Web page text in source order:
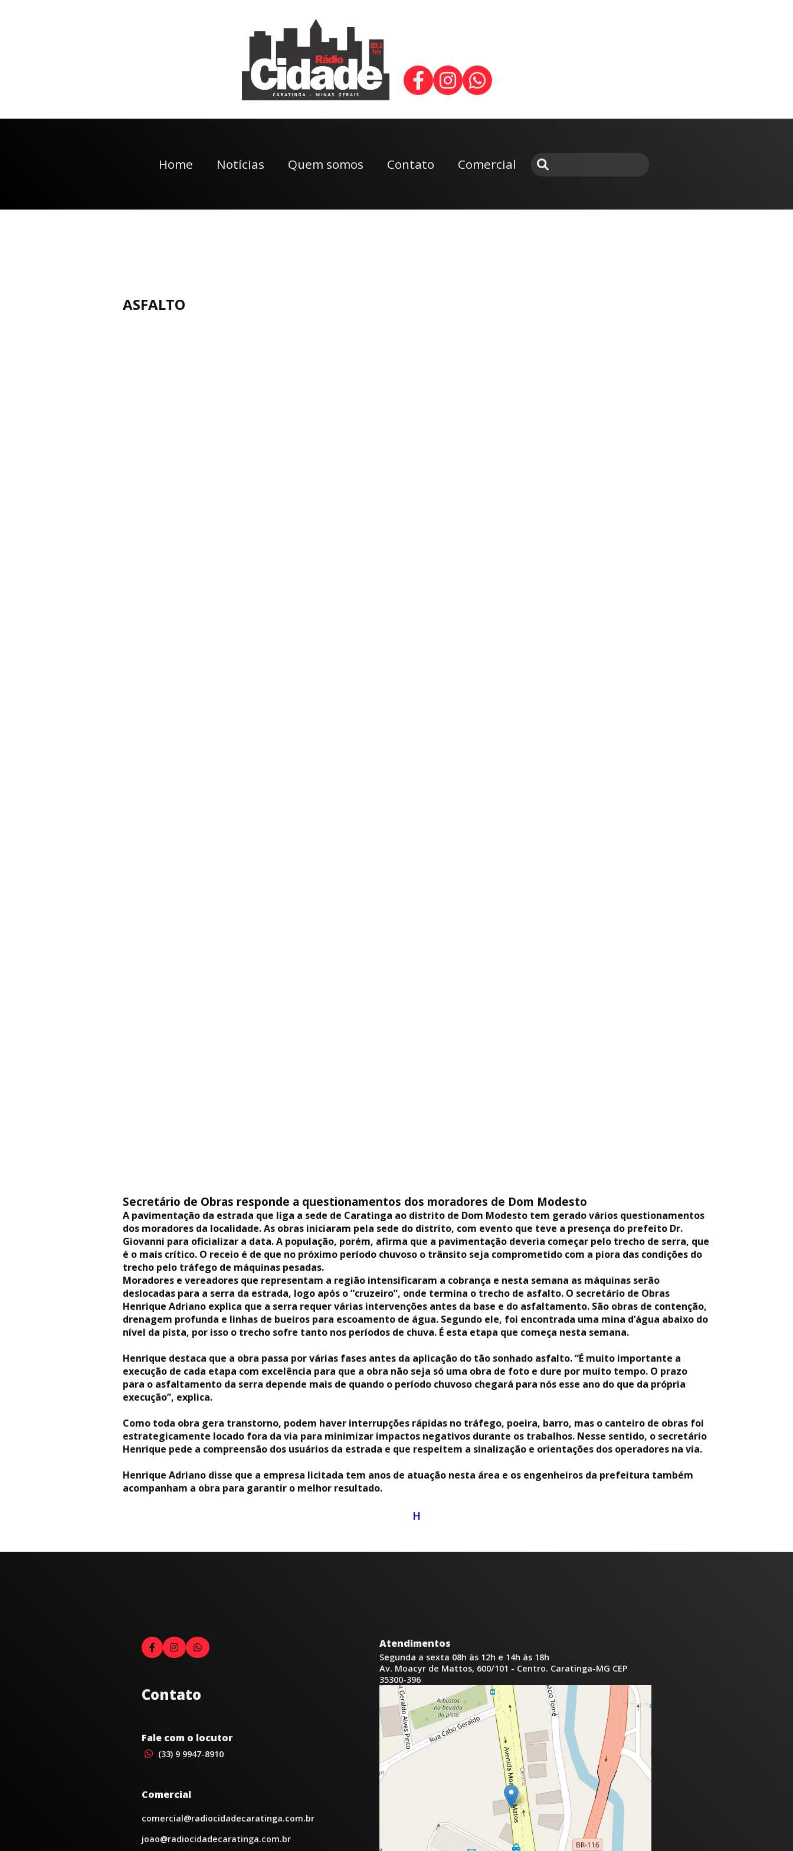
Home Notícias Quem somos Contato Comercial
ASFALTO
Secretário de Obras responde a questionamentos dos moradores de Dom Modesto
A pavimentação da estrada que liga a sede de Caratinga ao distrito de Dom Modesto tem gerado vários questionamentos
dos moradores da localidade. As obras iniciaram pela sede do distrito, com evento que teve a presença do prefeito Dr.
Giovanni para oficializar a data. A população, porém, afirma que a pavimentação deveria começar pelo trecho de serra, que
é o mais crítico. O receio é de que no próximo período chuvoso o trânsito seja comprometido com a piora das condições do
trecho pelo tráfego de máquinas pesadas.
Moradores e vereadores que representam a região intensificaram a cobrança e nesta semana as máquinas serão
deslocadas para a serra da estrada, logo após o “cruzeiro”, onde termina o trecho de asfalto. O secretário de Obras
Henrique Adriano explica que a serra requer várias intervenções antes da base e do asfaltamento. São obras de contenção,
drenagem profunda e linhas de bueiros para escoamento de água. Segundo ele, foi encontrada uma mina d’água abaixo do
nível da pista, por isso o trecho sofre tanto nos períodos de chuva. É esta etapa que começa nesta semana.
Henrique destaca que a obra passa por várias fases antes da aplicação do tão sonhado asfalto. “É muito importante a
execução de cada etapa com excelência para que a obra não seja só uma obra de foto e dure por muito tempo. O prazo
para o asfaltamento da serra depende mais de quando o período chuvoso chegará para nós esse ano do que da própria
execução”, explica.
Como toda obra gera transtorno, podem haver interrupções rápidas no tráfego, poeira, barro, mas o canteiro de obras foi
estrategicamente locado fora da via para minimizar impactos negativos durante os trabalhos. Nesse sentido, o secretário
Henrique pede a compreensão dos usuários da estrada e que respeitem a sinalização e orientações dos operadores na via.
Henrique Adriano disse que a empresa licitada tem anos de atuação nesta área e os engenheiros da prefeitura também
acompanham a obra para garantir o melhor resultado.
H
Contato
Fale com o locutor
(33) 9 9947-8910
Comercial
comercial@radiocidadecaratinga.com.br
joao@radiocidadecaratinga.com.br
Atendimentos
Segunda a sexta 08h às 12h e 14h às 18h
Av. Moacyr de Mattos, 600/101 - Centro. Caratinga-MG CEP
35300-396